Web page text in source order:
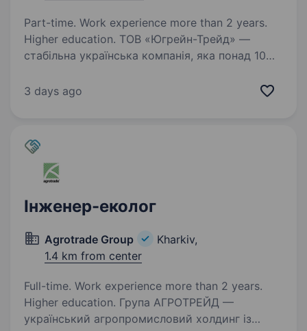
Part-time. Work experience more than 2 years.
Higher education. ТОВ «Югрейн-Трейд» —
стабільна українська компанія, яка понад 10
зернових і продуктів їх переробки. Ми цінуємо
3 days ago
Інженер-еколог
Agrotrade Group
Kharkiv,
1.4 km from center
Full-time. Work experience more than 2 years.
Higher education. Група АГРОТРЕЙД —
український агропромисловий холдинг із